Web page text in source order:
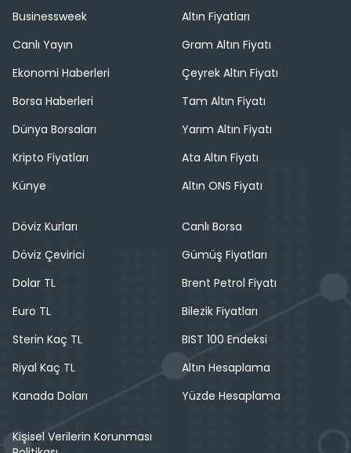
Businessweek
Canlı Yayın
Ekonomi Haberleri
Borsa Haberleri
Dünya Borsaları
Kripto Fiyatları
Künye
Altın Fiyatları
Gram Altın Fiyatı
Çeyrek Altın Fiyatı
Tam Altın Fiyatı
Yarım Altın Fiyatı
Ata Altın Fiyatı
Altın ONS Fiyatı
Döviz Kurları
Döviz Çevirici
Dolar TL
Euro TL
Sterin Kaç TL
Riyal Kaç TL
Kanada Doları
Canlı Borsa
Gümüş Fiyatları
Brent Petrol Fiyatı
Bilezik Fiyatları
BIST 100 Endeksi
Altın Hesaplama
Yüzde Hesaplama
Kişisel Verilerin Korunması